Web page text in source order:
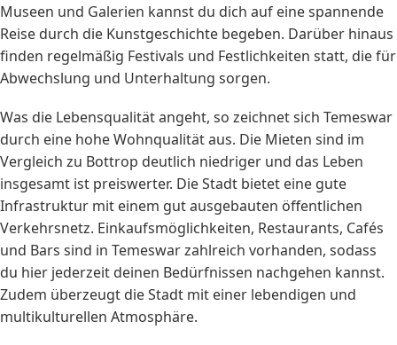
Museen und Galerien kannst du dich auf eine spannende
Reise durch die Kunstgeschichte begeben. Darüber hinaus
finden regelmäßig Festivals und Festlichkeiten statt, die für
Abwechslung und Unterhaltung sorgen.
Was die Lebensqualität angeht, so zeichnet sich Temeswar
durch eine hohe Wohnqualität aus. Die Mieten sind im
Vergleich zu Bottrop deutlich niedriger und das Leben
insgesamt ist preiswerter. Die Stadt bietet eine gute
Infrastruktur mit einem gut ausgebauten öffentlichen
Verkehrsnetz. Einkaufsmöglichkeiten, Restaurants, Cafés
und Bars sind in Temeswar zahlreich vorhanden, sodass
du hier jederzeit deinen Bedürfnissen nachgehen kannst.
Zudem überzeugt die Stadt mit einer lebendigen und
multikulturellen Atmosphäre.